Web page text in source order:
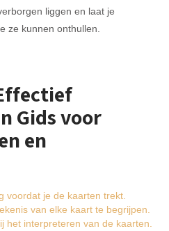
liggen en laat je
ze kunnen onthullen.
Gids voor
en
voordat je de kaarten trekt.
van elke kaart te begrijpen.
het interpreteren van de kaarten.